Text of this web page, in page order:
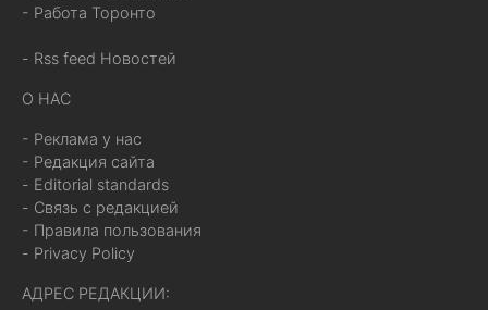
- Работа Торонто
- Rss feed Новостей
О НАС
- Реклама у нас
- Редакция сайта
- Editorial standards
- Связь с редакцией
- Правила пользования
- Privacy Policy
АДРЕС РЕДАКЦИИ: